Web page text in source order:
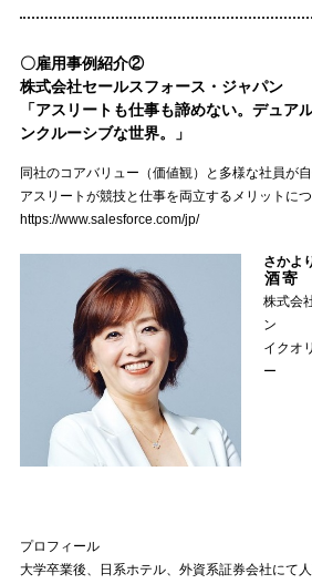
〇雇用事例紹介②
株式会社セールスフォース・ジャパン
「アスリートも仕事も諦めない。デュア
ンクルーシブな世界。」
同社のコアバリュー（価値観）と多様な社員が
アスリートが競技と仕事を両立するメリットにつ
https://www.salesforce.com/jp/
酒寄
さかよ
株式会
ン
イクオ
ー
プロフィール
大学卒業後、日系ホテル、外資系証券会社にて